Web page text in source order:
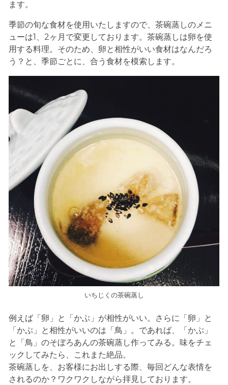
ます。
季節の旬な食材を使用いたしますので、茶碗蒸しのメニ
ューは1、2ヶ月で変更しております。茶碗蒸しは卵を使
用する料理。そのため、卵と相性がいい食材はなんだろ
う？と、季節ごとに、合う食材を模索します。
いちじくの茶碗蒸し
例えば「卵」と「かぶ」が相性がいい。さらに「卵」と
「かぶ」と相性がいいのは「鳥」。であれば、「かぶ」
と「鳥」のそぼろあんの茶碗蒸し作ってみる。味をチェ
ックしてみたら、これまた絶品。
茶碗蒸しを、お客様にお出しする際、毎回どんな表情を
されるのか？ワクワクしながら拝見しております。